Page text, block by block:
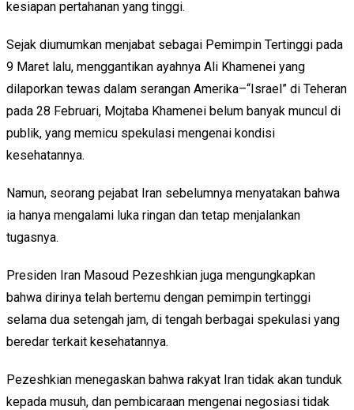
kesiapan pertahanan yang tinggi.
Sejak diumumkan menjabat sebagai Pemimpin Tertinggi pada
9 Maret lalu, menggantikan ayahnya Ali Khamenei yang
dilaporkan tewas dalam serangan Amerika–“Israel” di Teheran
pada 28 Februari, Mojtaba Khamenei belum banyak muncul di
publik, yang memicu spekulasi mengenai kondisi
kesehatannya.
Namun, seorang pejabat Iran sebelumnya menyatakan bahwa
ia hanya mengalami luka ringan dan tetap menjalankan
tugasnya.
Presiden Iran Masoud Pezeshkian juga mengungkapkan
bahwa dirinya telah bertemu dengan pemimpin tertinggi
selama dua setengah jam, di tengah berbagai spekulasi yang
beredar terkait kesehatannya.
Pezeshkian menegaskan bahwa rakyat Iran tidak akan tunduk
kepada musuh, dan pembicaraan mengenai negosiasi tidak